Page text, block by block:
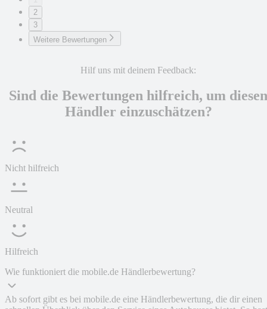
2
3
Weitere Bewertungen
Hilf uns mit deinem Feedback:
Sind die Bewertungen hilfreich, um diesen
Händler einzuschätzen?
Nicht hilfreich
Neutral
Hilfreich
Wie funktioniert die mobile.de Händlerbewertung?
Ab sofort gibt es bei mobile.de eine Händlerbewertung, die dir einen